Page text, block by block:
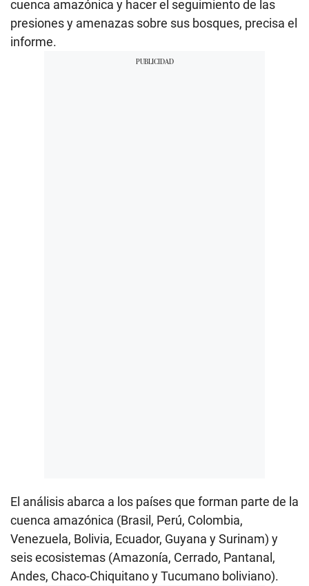
cuenca amazónica y hacer el seguimiento de las
presiones y amenazas sobre sus bosques, precisa el
informe.
El análisis abarca a los países que forman parte de la
cuenca amazónica (Brasil, Perú, Colombia,
Venezuela, Bolivia, Ecuador, Guyana y Surinam) y
seis ecosistemas (Amazonía, Cerrado, Pantanal,
Andes, Chaco-Chiquitano y Tucumano boliviano).